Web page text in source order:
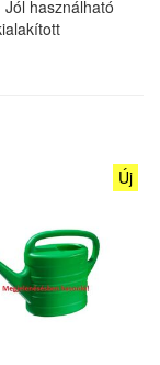
használható
Új